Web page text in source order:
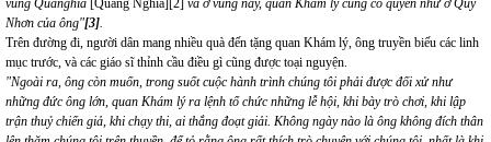
vùng Quanghia [Quảng Nghiã][2] và ở vùng này, quan Khám lý cũng có quyền như ở Quy
Nhơn của ông"[3].
Trên đường đi, người dân mang nhiều quà đến tặng quan Khám lý, ông truyền biếu các linh
mục trước, và các giáo sĩ thỉnh cầu điều gì cũng được toại nguyện.
"Ngoài ra, ông còn muốn, trong suốt cuộc hành trình chúng tôi phải được đối xử như
những đức ông lớn, quan Khám lý ra lệnh tổ chức những lễ hội, khi bày trò chơi, khi lập
trận thuỷ chiến giả, khi chạy thi, ai thắng đoạt giải. Không ngày nào là ông không đích thân